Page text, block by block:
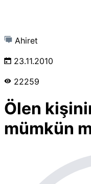
Ahiret
23.11.2010
22259
Ölen
mümkün